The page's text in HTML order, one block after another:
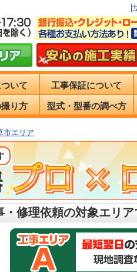
いて 工事保証について
り方 型式・型番の調べ方
市エリア
修理依頼の対象エリア